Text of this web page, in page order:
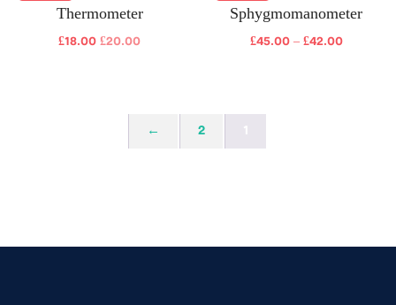
Sphygmomanometer
£42.00
–
£45.00
Thermometer
£20.00
£18.00
1
2
←